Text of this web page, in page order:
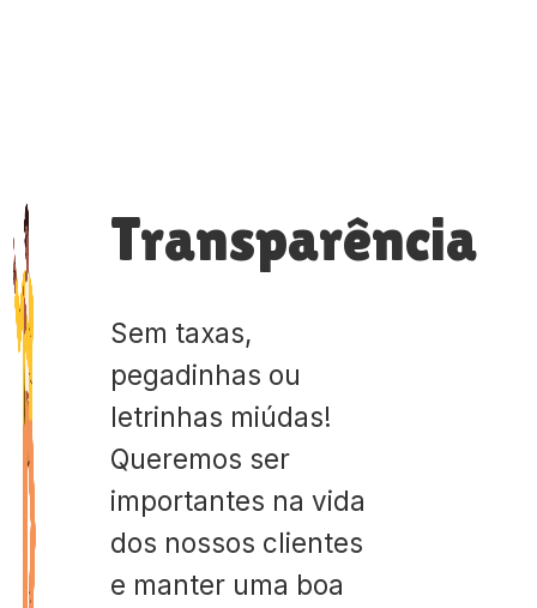
Transparência
Sem taxas,
pegadinhas ou
letrinhas miúdas!
Queremos ser
importantes na vida
dos nossos clientes
e manter uma boa